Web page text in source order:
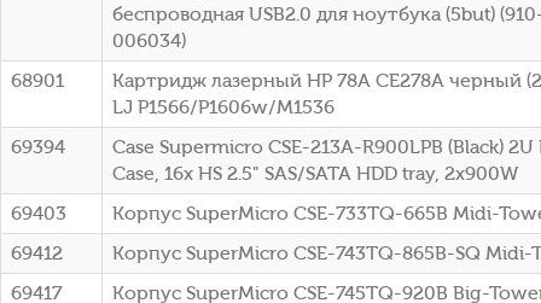
беспроводная USB2.0 для ноутбука (5but)
006034)
68901
Картридж лазерный HP 78A CE278A черный
LJ P1566/P1606w/M1536
69394
Case Supermicro CSE-213A-R900LPB (Black)
Case, 16x HS 2.5" SAS/SATA HDD tray, 2x900W
69403
Корпус SuperMicro CSE-733TQ-665B Midi-
69412
Корпус SuperMicro CSE-743TQ-865B-SQ Midi-
69417
Корпус SuperMicro CSE-745TQ-920B Big-